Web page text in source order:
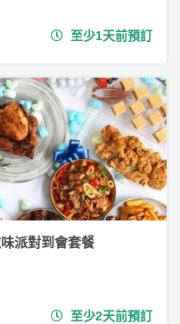
至少1天前預訂
派對到會套餐
至少2天前預訂